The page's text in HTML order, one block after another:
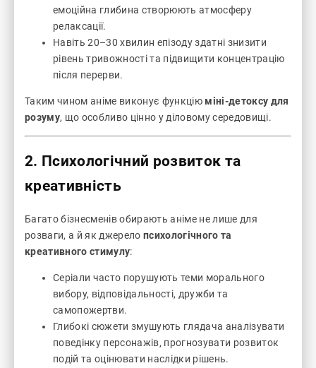
емоційна глибина створюють атмосферу
релаксації.
Навіть 20–30 хвилин епізоду здатні знизити
рівень тривожності та підвищити концентрацію
після перерви.
Таким чином аніме виконує функцію міні-детоксу для
розуму, що особливо цінно у діловому середовищі.
2. Психологічний розвиток та
креативність
Багато бізнесменів обирають аніме не лише для
розваги, а й як джерело психологічного та
креативного стимулу:
Серіали часто порушують теми морального
вибору, відповідальності, дружби та
самопожертви.
Глибокі сюжети змушують глядача аналізувати
поведінку персонажів, прогнозувати розвиток
подій та оцінювати наслідки рішень.